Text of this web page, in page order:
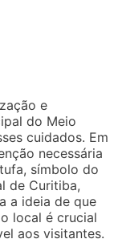
e
do Meio
cuidados. Em
necessária
símbolo do
de Curitiba,
a ideia de que
local é crucial
aos visitantes.